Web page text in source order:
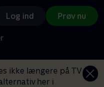
Log ind Prøv nu
ikke længere på TV
her i